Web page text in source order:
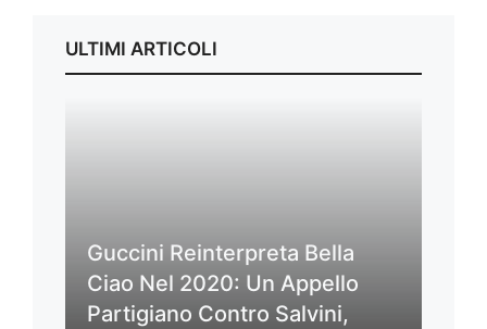
ULTIMI ARTICOLI
Guccini Reinterpreta Bella
Ciao Nel 2020: Un Appello
Partigiano Contro Salvini,